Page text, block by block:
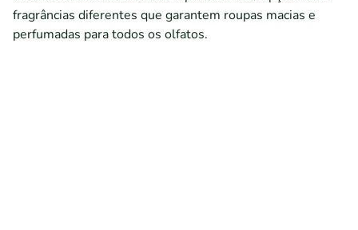
fragrâncias diferentes que garantem roupas macias e
perfumadas para todos os olfatos.